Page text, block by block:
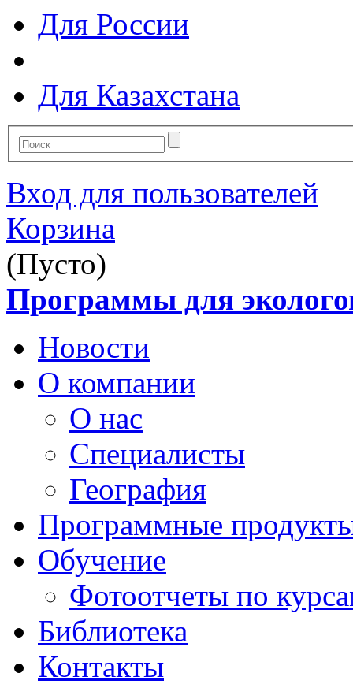
Для России
Для Казахстана
Вход для пользователей
Корзина
(Пусто)
Программы для
Новости
О компании
О нас
Специалисты
География
Программные
Обучение
Фотоотчеты по
Библиотека
Контакты